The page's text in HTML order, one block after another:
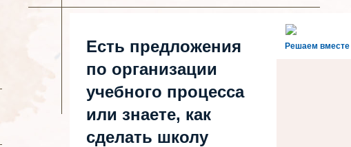
Решаем вместе
Есть предложения
по организации
учебного процесса
или знаете, как
сделать школу